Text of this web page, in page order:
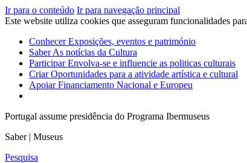
Ir para o conteúdo Ir para navegação principal
Este website utiliza cookies que asseguram funcionalidades
ConhecerExposições, eventos e património
SaberAs notícias da Cultura
ParticiparEnvolva-se e influencie as politicas culturais
CriarOportunidades para a atividade artística e cultural
ApoiarFinanciamento Nacional e Europeu
Portugal assume presidência do Programa Ibermuseus
Saber | Museus
Pesquisa